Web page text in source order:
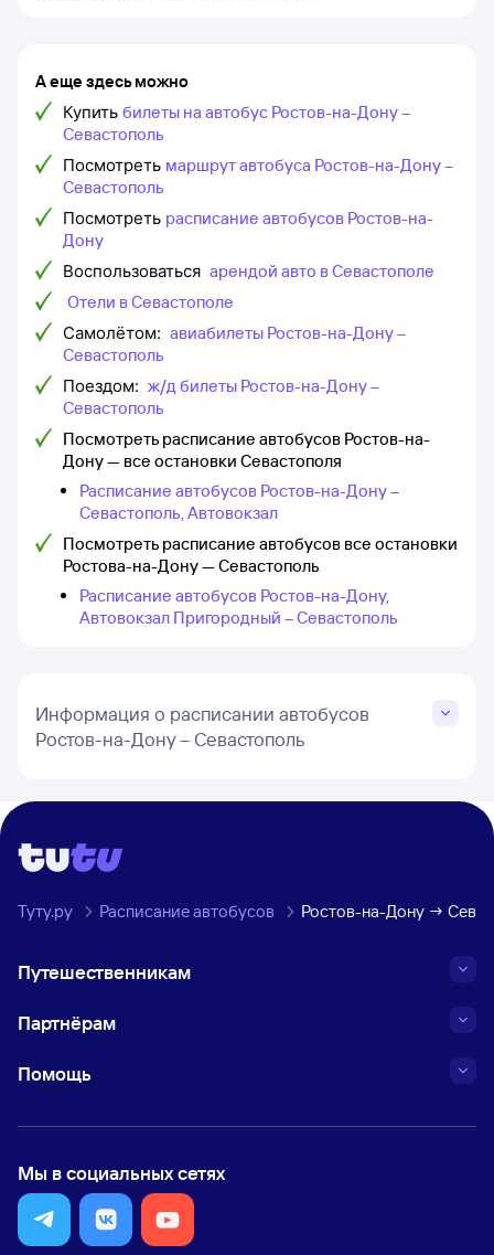
А еще здесь можно
Купить билеты на автобус Ростов-на-Дону –
Севастополь
Посмотреть маршрут автобуса Ростов-на-Дону –
Севастополь
Посмотреть расписание автобусов Ростов-на-
Дону
Воспользоваться арендой авто в Севастополе
Отели в Севастополе
Самолётом: авиабилеты Ростов-на-Дону –
Севастополь
Поездом: ж/д билеты Ростов-на-Дону –
Севастополь
Посмотреть расписание автобусов Ростов-на-
Дону — все остановки Севастополя
Расписание автобусов Ростов-на-Дону –
Севастополь, Автовокзал
Посмотреть расписание автобусов все остановки
Ростова-на-Дону — Севастополь
Расписание автобусов Ростов-на-Дону,
Автовокзал Пригородный – Севастополь
Информация о расписании автобусов
Ростов-на-Дону – Севастополь
Туту.ру Расписание автобусов Ростов-на-Дону →
Путешественникам
Партнёрам
Помощь
Мы в социальных сетях